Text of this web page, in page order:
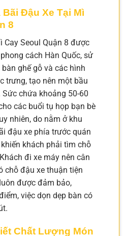
Đậu Xe Tại Mì
8
Cay Seoul Quận 8 được
cách Hàn Quốc, sử
ghế gỗ và các hình
trưng, tạo nên một bầu
chứa khoảng 50-60
các buổi tụ họp bạn bè
nhiên, do nằm ở khu
đậu xe phía trước quán
khách phải tìm chỗ
đi xe máy nên cân
chỗ đậu xe thuận tiện
được đảm bảo,
việc dọn dẹp bàn có
Chất Lượng Món